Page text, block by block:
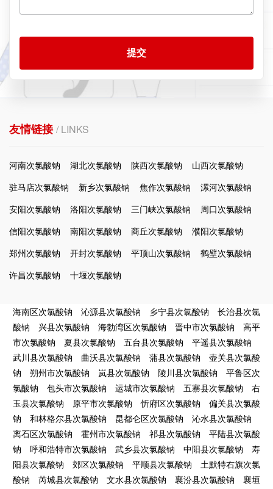
提交
友情链接/ LINKS
河南次氯酸钠 湖北次氯酸钠 陕西次氯酸钠
山西次氯酸钠
驻马店次氯酸钠
新乡次氯酸钠 焦作次氯酸钠
漯河次氯酸钠
安阳次氯酸钠
洛阳次氯酸钠 三门峡次氯酸钠
周口次氯酸钠
信阳次氯酸钠
南阳次氯酸钠 商丘次氯酸钠
濮阳次氯酸钠
郑州次氯酸钠
开封次氯酸钠 平顶山次氯酸钠
鹤壁次氯酸钠
许昌次氯酸钠
十堰次氯酸钠
海南区次氯酸钠 沁源县次氯酸钠 乡宁县次氯酸钠
长治县次氯
酸钠
兴县次氯酸钠 海勃湾区次氯酸钠 晋中市次氯酸钠
高平
市次氯酸钠
夏县次氯酸钠 五台县次氯酸钠
平遥县次氯酸钠
武川县次氯酸钠
曲沃县次氯酸钠 蒲县次氯酸钠
壶关县次氯酸
钠
朔州市次氯酸钠 岚县次氯酸钠 陵川县次氯酸钠
平鲁区次
氯酸钠
包头市次氯酸钠 运城市次氯酸钠 五寨县次氯酸钠
右
玉县次氯酸钠
原平市次氯酸钠 忻府区次氯酸钠
偏关县次氯酸
钠
和林格尔县次氯酸钠 昆都仑区次氯酸钠
沁水县次氯酸钠
离石区次氯酸钠
霍州市次氯酸钠 祁县次氯酸钠
平陆县次氯酸
钠
呼和浩特市次氯酸钠 武乡县次氯酸钠 中阳县次氯酸钠
寿
阳县次氯酸钠
郊区次氯酸钠 平顺县次氯酸钠
土默特右旗次氯
酸钠
芮城县次氯酸钠 文水县次氯酸钠 襄汾县次氯酸钠
襄垣